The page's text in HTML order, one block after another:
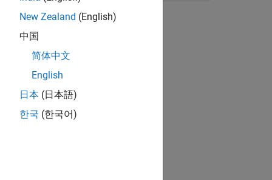
New Zealand (English)
中国
简体中文
English
日本 (日本語)
한국 (한국어)